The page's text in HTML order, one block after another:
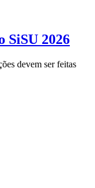
SiSU 2026
devem ser feitas